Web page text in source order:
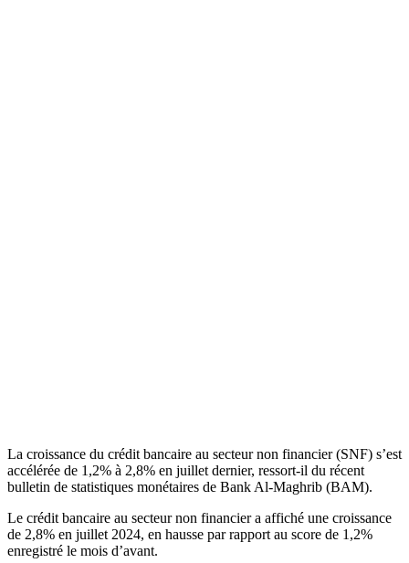
La croissance du crédit bancaire au secteur non financier (SNF) s’est
accélérée de 1,2% à 2,8% en juillet dernier, ressort-il du récent
bulletin de statistiques monétaires de Bank Al-Maghrib (BAM).
Le crédit bancaire au secteur non financier a affiché une croissance
de 2,8% en juillet 2024, en hausse par rapport au score de 1,2%
enregistré le mois d’avant.